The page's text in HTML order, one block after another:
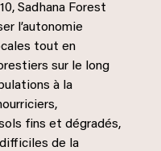
Sadhana Forest
l’autonomie
tout en
sur le long
à la
fins et dégradés,
de la